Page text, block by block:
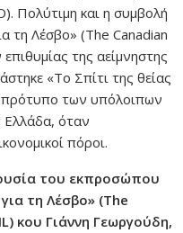
Πολύτιμη και η συμβολή
τη Λέσβο» (The Canadian
της αείμνηστης
«Το Σπίτι της θείας
πρότυπο των υπόλοιπων
Ελλάδα, όταν
πόροι.
του εκπροσώπου
τη Λέσβο» (The
κου Γιάννη Γεωργούδη,